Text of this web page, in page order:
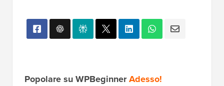
Popolare su WPBeginnerAdesso!